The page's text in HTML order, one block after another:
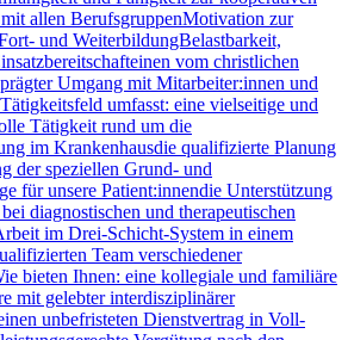
allen BerufsgruppenMotivation zur
und WeiterbildungBelastbarkeit,
vom christlichen
Umgang mit Mitarbeiter:innen und
umfasst: eine vielseitige und
Tätigkeit rund um die
im Krankenhausdie qualifizierte Planung
der speziellen Grund- und
für unsere Patient:innendie Unterstützung
diagnostischen und therapeutischen
im Drei-Schicht-System in einem
Team verschiedener
bieten Ihnen: eine kollegiale und familiäre
mit gelebter interdisziplinärer
unbefristeten Dienstvertrag in Voll-